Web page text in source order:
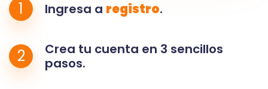
1 Ingresa a registro.
2
Crea tu cuenta en 3 sencillos
pasos.